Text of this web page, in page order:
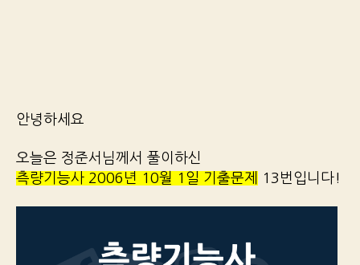
안녕하세요
오늘은 정준서님께서 풀이하신
측량기능사 2006년 10월 1일 기출문제
13번입니다!